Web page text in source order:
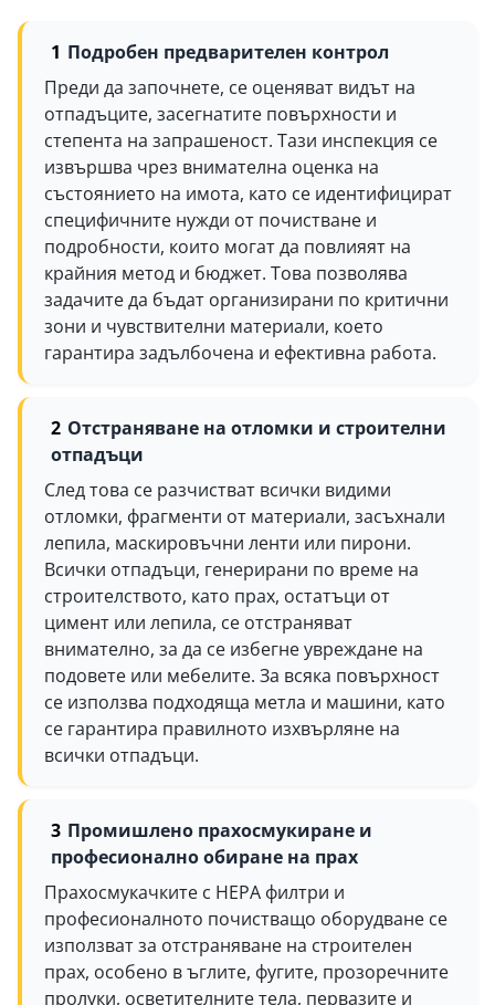
Подробен предварителен контрол
Преди да започнете, се оценяват видът на
отпадъците, засегнатите повърхности и
степента на запрашеност. Тази инспекция се
извършва чрез внимателна оценка на
състоянието на имота, като се идентифицират
специфичните нужди от почистване и
подробности, които могат да повлияят на
крайния метод и бюджет. Това позволява
задачите да бъдат организирани по критични
зони и чувствителни материали, което
гарантира задълбочена и ефективна работа.
Отстраняване на отломки и строителни
отпадъци
След това се разчистват всички видими
отломки, фрагменти от материали, засъхнали
лепила, маскировъчни ленти или пирони.
Всички отпадъци, генерирани по време на
строителството, като прах, остатъци от
цимент или лепила, се отстраняват
внимателно, за да се избегне увреждане на
подовете или мебелите. За всяка повърхност
се използва подходяща метла и машини, като
се гарантира правилното изхвърляне на
всички отпадъци.
Промишлено прахосмукиране и
професионално обиране на прах
Прахосмукачките с HEPA филтри и
професионалното почистващо оборудване се
използват за отстраняване на строителен
прах, особено в ъглите, фугите, прозоречните
пролуки, осветителните тела, первазите и